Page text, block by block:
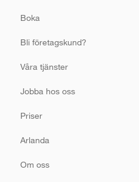
Boka
Bli företagskund?
Våra tjänster
Jobba hos oss
Priser
Arlanda
Om oss